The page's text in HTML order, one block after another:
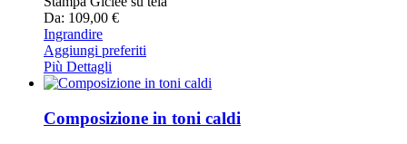
Da: 109,00 €
Ingrandire
Aggiungi preferiti
Più Dettagli
Composizione in toni caldi